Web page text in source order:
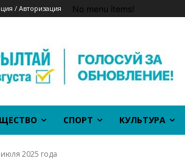
/ Авторизация No menu items!
СПОРТ КУЛЬТУРА
2025 года